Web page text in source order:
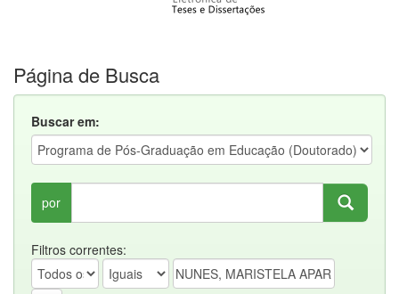
Página de Busca
Buscar em:
por
Filtros correntes: